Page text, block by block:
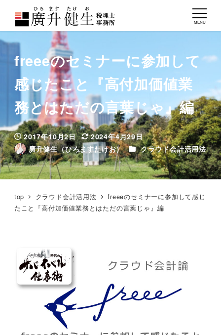
MENU
freeeのセミナーに参加して
感じたこと『高付加価値業
務とはただの言葉じゃ』編
投稿日
2017年10月2日
更新日
2024年4月29日
著
者
廣升健生（ひろますたけお） カテゴリー
クラウド会計活用法
top クラウド会計活用法
freeeのセミナーに参加して感じ
たこと『高付加価値業務とはただの言葉じゃ』編